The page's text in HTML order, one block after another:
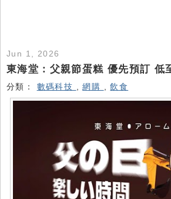
Jun 1, 2026
東海堂：父親節蛋糕 優先預訂 低
分類： 數碼科技 ,網購 ,飲食